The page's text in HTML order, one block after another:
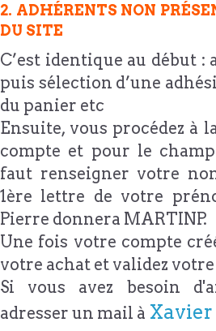
2. ADHÉRENTS NON
DU SITE
C’est identique au début :
puis sélection d’une
du panier etc
Ensuite, vous procédez à
compte et pour le
faut renseigner votre
1ère lettre de votre
Pierre donnera MARTINP.
Une fois votre compte
votre achat et validez
Si vous avez besoin
adresser un mail à